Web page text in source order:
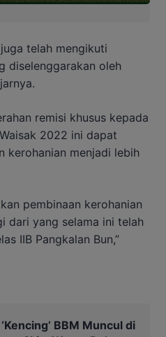
telah mengikuti
diselenggarakan oleh
remisi khusus kepada
2022 ini dapat
kerohanian menjadi lebih
pembinaan kerohanian
dari yang selama ini telah
IIB Pangkalan Bun,”
BBM Muncul di